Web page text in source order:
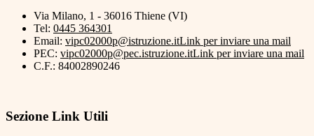
Via Milano, 1 - 36016 Thiene (VI)
Tel: 0445 364301
Email: vipc02000p@istruzione.itLink per inviare una mail
PEC: vipc02000p@pec.istruzione.itLink per inviare una mail
C.F.: 84002890246
Sezione Link Utili